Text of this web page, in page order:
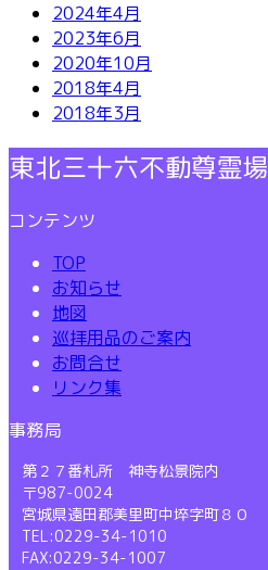
2024年4月
2023年6月
2020年10月
2018年4月
2018年3月
東北三十六不動尊霊場
コンテンツ
TOP
お知らせ
地図
巡拝用品のご案内
お問合せ
リンク集
事務局
第２７番札所 神寺松景院内
〒987-0024
宮城県遠田郡美里町中埣字町８０
TEL:0229-34-1010
FAX:0229-34-1007